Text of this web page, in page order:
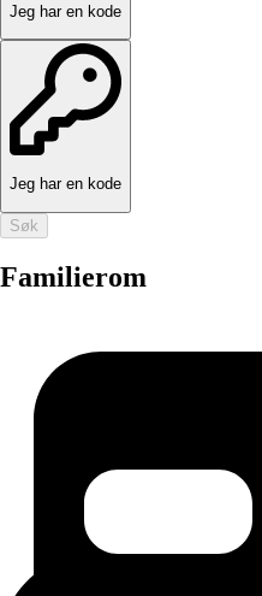
Jeg har en kode
Jeg har en kode
Søk
Familierom